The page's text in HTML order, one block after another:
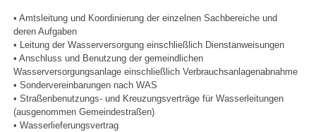
• Amtsleitung und Koordinierung der einzelnen Sachbereiche und
deren Aufgaben
• Leitung der Wasserversorgung einschließlich Dienstanweisungen
• Anschluss und Benutzung der gemeindlichen
Wasserversorgungsanlage einschließlich Verbrauchsanlagenabnahme
• Sondervereinbarungen nach WAS
• Straßenbenutzungs- und Kreuzungsverträge für Wasserleitungen
(ausgenommen Gemeindestraßen)
• Wasserlieferungsvertrag